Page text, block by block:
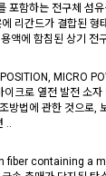
포함하는 전구체 섬
리간드가 결합된 형
액에 함침된 상기 전
MICRO
크로 열전 발전 소
방법에 관한 것으로,
..
fiber containing a